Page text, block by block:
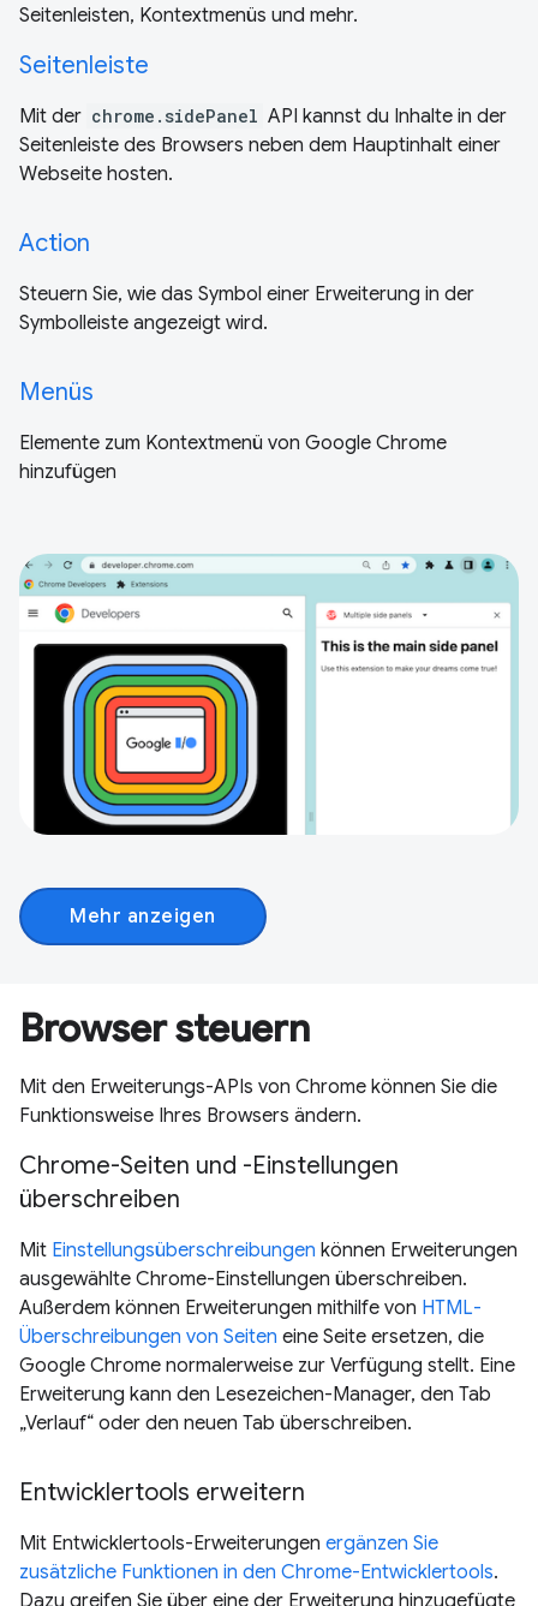
Seitenleisten, Kontextmenüs und mehr.
Seitenleiste
Mit der chrome.sidePanel API kannst du Inhalte in der
Seitenleiste des Browsers neben dem Hauptinhalt einer
Webseite hosten.
Action
Steuern Sie, wie das Symbol einer Erweiterung in der
Symbolleiste angezeigt wird.
Menüs
Elemente zum Kontextmenü von Google Chrome
hinzufügen
Mehr anzeigen
Browser steuern
Mit den Erweiterungs-APIs von Chrome können Sie die
Funktionsweise Ihres Browsers ändern.
Chrome-Seiten und -Einstellungen
überschreiben
Mit Einstellungsüberschreibungen können Erweiterungen
ausgewählte Chrome-Einstellungen überschreiben.
Außerdem können Erweiterungen mithilfe von HTML-
Überschreibungen von Seiten eine Seite ersetzen, die
Google Chrome normalerweise zur Verfügung stellt. Eine
Erweiterung kann den Lesezeichen-Manager, den Tab
„Verlauf“ oder den neuen Tab überschreiben.
Entwicklertools erweitern
Mit Entwicklertools-Erweiterungen ergänzen Sie
zusätzliche Funktionen in den Chrome-Entwicklertools.